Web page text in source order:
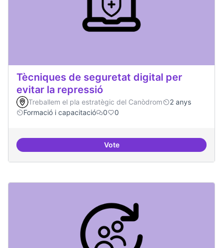
Tècniques de seguretat digital per
evitar la repressió
Treballem el pla estratègic del Canòdrom
2 anys
Formació i capacitació
0 0
VoteTècniques de seguretat digital